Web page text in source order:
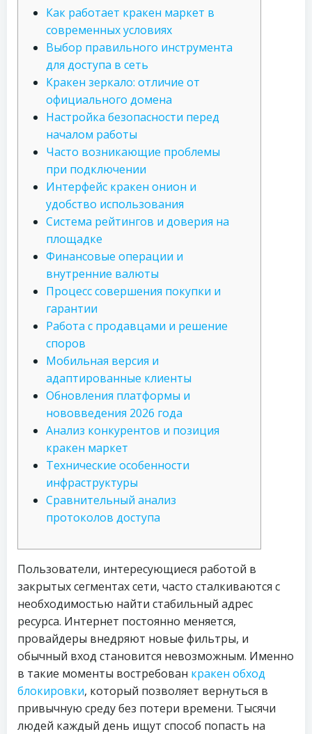
Как работает кракен маркет в
современных условиях
Выбор правильного инструмента
для доступа в сеть
Кракен зеркало: отличие от
официального домена
Настройка безопасности перед
началом работы
Часто возникающие проблемы
при подключении
Интерфейс кракен онион и
удобство использования
Система рейтингов и доверия на
площадке
Финансовые операции и
внутренние валюты
Процесс совершения покупки и
гарантии
Работа с продавцами и решение
споров
Мобильная версия и
адаптированные клиенты
Обновления платформы и
нововведения 2026 года
Анализ конкурентов и позиция
кракен маркет
Технические особенности
инфраструктуры
Сравнительный анализ
протоколов доступа
Пользователи, интересующиеся работой в
закрытых сегментах сети, часто сталкиваются с
необходимостью найти стабильный адрес
ресурса. Интернет постоянно меняется,
провайдеры внедряют новые фильтры, и
обычный вход становится невозможным. Именно
в такие моменты востребован кракен обход
блокировки, который позволяет вернуться в
привычную среду без потери времени. Тысячи
людей каждый день ищут способ попасть на